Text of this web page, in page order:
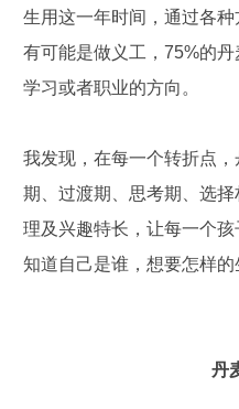
生用这一年时间，通过各
有可能是做义工，75%的
学习或者职业的方向。
我发现，在每一个转折点
期、过渡期、思考期、选
理及兴趣特长，让每一个孩
知道自己是谁，想要怎样的
丹